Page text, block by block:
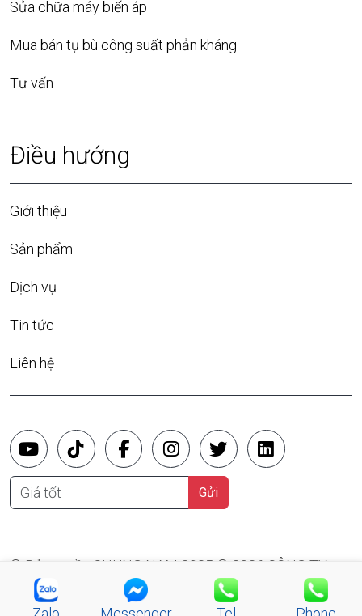
Sửa chữa máy biến áp
Mua bán tụ bù công suất phản kháng
Tư vấn
Điều hướng
Giới thiệu
Sản phẩm
Dịch vụ
Tin tức
Liên hệ
Giá tốt Gửi
© Bản quyền CHUNG NAM 2025 © 2026 CÔNG TY
TNHH SX TM XD ĐIỆN CHUNG NAM